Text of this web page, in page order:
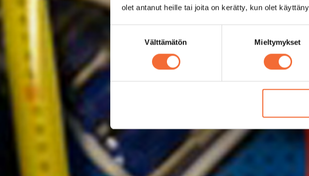
olet antanut heille tai joita on kerätty, kun olet
Välttämätön Mieltymykset